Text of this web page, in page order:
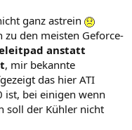
ganz astrein
den meisten Geforce-
anstatt
, mir bekannte
das hier ATI
ist, bei einigen wenn
soll der Kühler nicht